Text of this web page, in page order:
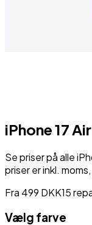
iPhone 17 Air
Se priser på alle
priser er inkl.
Fra 499 DKK15
Vælg farve